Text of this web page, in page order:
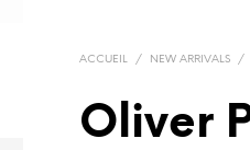
ACCUEIL / NEW ARRIVALS /
Oliver